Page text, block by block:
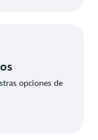
opciones de